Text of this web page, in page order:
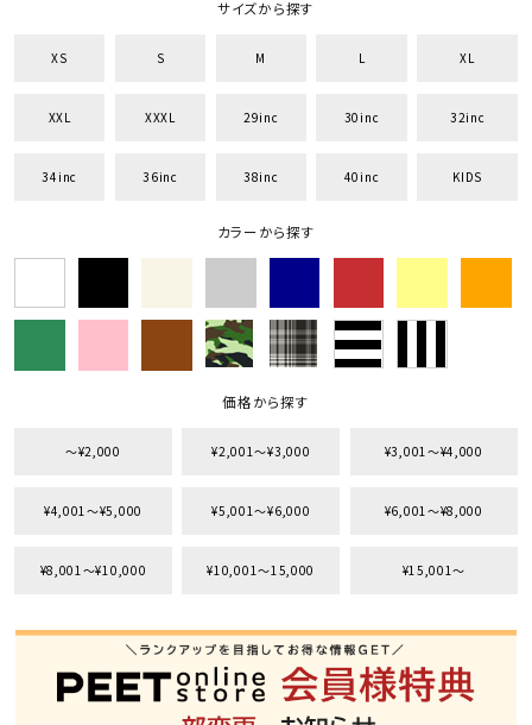
サイズから探す
XS S M L XL
XXL XXXL 29inc 30inc 32inc
34inc 36inc 38inc 40inc KIDS
カラーから探す
価格から探す
〜¥2,000 ¥2,001〜¥3,000 ¥3,001〜¥4,000
¥4,001〜¥5,000 ¥5,001〜¥6,000 ¥6,001〜¥8,000
¥8,001〜¥10,000 ¥10,001〜15,000 ¥15,001〜